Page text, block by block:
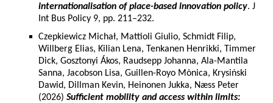
internationalisation of place-based innovation policy. J
Int Bus Policy 9, pp. 211–232.
Czepkiewicz Michał, Mattioli Giulio, Schmidt Filip,
Willberg Elias, Kilian Lena, Tenkanen Henrikki, Timmer
Dick, Gosztonyi Ákos, Raudsepp Johanna, Ala-Mantila
Sanna, Jacobson Lisa, Guillen-Royo Mònica, Krysiński
Dawid, Dillman Kevin, Heinonen Jukka, Næss Peter
(2026) Sufficient mobility and access within limits: